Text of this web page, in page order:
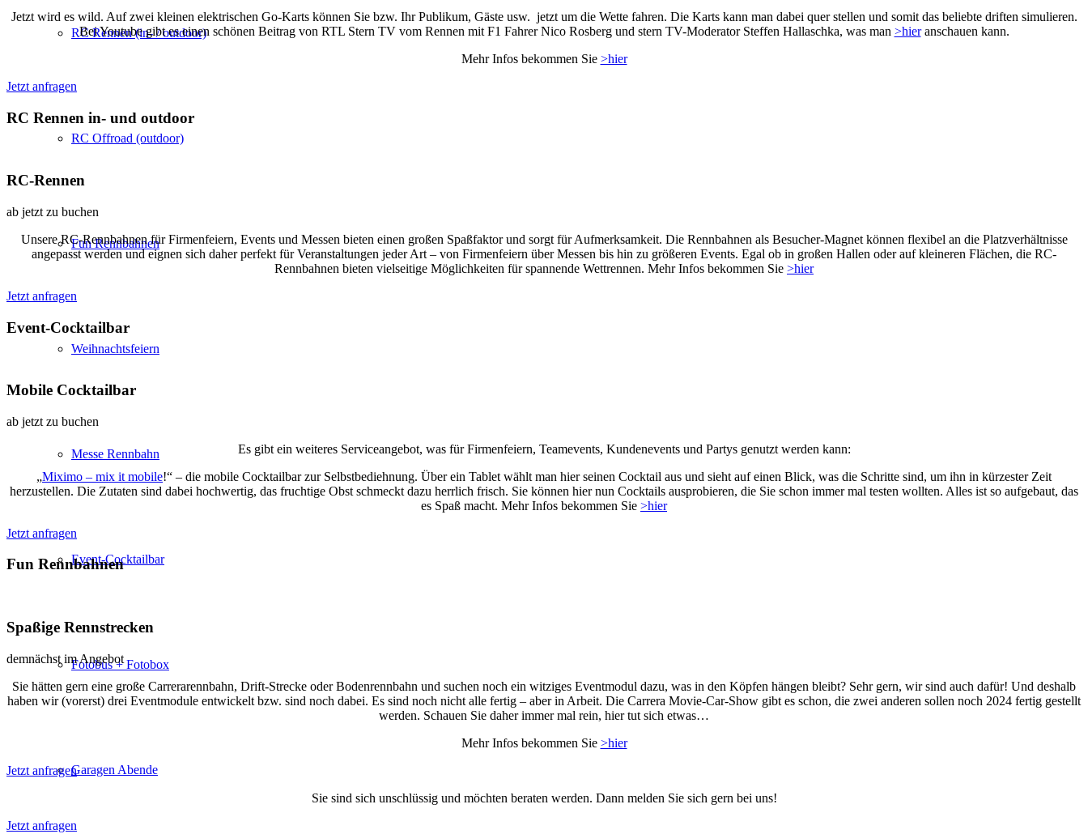
RC Rennen (in- / outdoor)
RC Offroad (outdoor)
Fun Rennbahnen
Weihnachtsfeiern
Messe Rennbahn
Event-Cocktailbar
Fotobus + Fotobox
Garagen Abende
Jetzt wird es wild. Auf zwei kleinen elektrischen Go-Karts können Sie bzw. Ihr Publikum, Gäste usw. jetzt um die Wette fahren. Die Karts kann man dabei quer stellen und somit das beliebte driften simulieren.
Bei Youtube gibt es einen schönen Beitrag von RTL Stern TV vom Rennen mit F1 Fahrer Nico Rosberg und stern TV-Moderator Steffen Hallaschka, was man >hieranschauen kann.
Mehr Infos bekommen Sie >hier
Jetzt anfragen
RC Rennen in- und outdoor
RC-Rennen
ab jetzt zu buchen
Unsere RC-Rennbahnen für Firmenfeiern, Events und Messen bieten einen großen Spaßfaktor und sorgt für Aufmerksamkeit. Die Rennbahnen als Besucher-Magnet können flexibel an die Platzverhältnisse
angepasst werden und eignen sich daher perfekt für Veranstaltungen jeder Art – von Firmenfeiern über Messen bis hin zu größeren Events. Egal ob in großen Hallen oder auf kleineren Flächen, die RC-
Rennbahnen bieten vielseitige Möglichkeiten für spannende Wettrennen. Mehr Infos bekommen Sie >hier
Jetzt anfragen
Event-Cocktailbar
Mobile Cocktailbar
ab jetzt zu buchen
Es gibt ein weiteres Serviceangebot, was für Firmenfeiern, Teamevents, Kundenevents und Partys genutzt werden kann:
„Miximo – mix it mobile!“ – die mobile Cocktailbar zur Selbstbediehnung. Über ein Tablet wählt man hier seinen Cocktail aus und sieht auf einen Blick, was die Schritte sind, um ihn in kürzester Zeit
herzustellen. Die Zutaten sind dabei hochwertig, das fruchtige Obst schmeckt dazu herrlich frisch. Sie können hier nun Cocktails ausprobieren, die Sie schon immer mal testen wollten. Alles ist so aufgebaut, das
es Spaß macht. Mehr Infos bekommen Sie >hier
Jetzt anfragen
Fun Rennbahnen
Spaßige Rennstrecken
demnächst im Angebot
Sie hätten gern eine große Carrerarennbahn, Drift-Strecke oder Bodenrennbahn und suchen noch ein witziges Eventmodul dazu, was in den Köpfen hängen bleibt? Sehr gern, wir sind auch dafür! Und deshalb
haben wir (vorerst) drei Eventmodule entwickelt bzw. sind noch dabei. Es sind noch nicht alle fertig – aber in Arbeit. Die Carrera Movie-Car-Show gibt es schon, die zwei anderen sollen noch 2024 fertig gestellt
werden. Schauen Sie daher immer mal rein, hier tut sich etwas…
Mehr Infos bekommen Sie >hier
Jetzt anfragen
Sie sind sich unschlüssig und möchten beraten werden. Dann melden Sie sich gern bei uns!
Jetzt anfragen